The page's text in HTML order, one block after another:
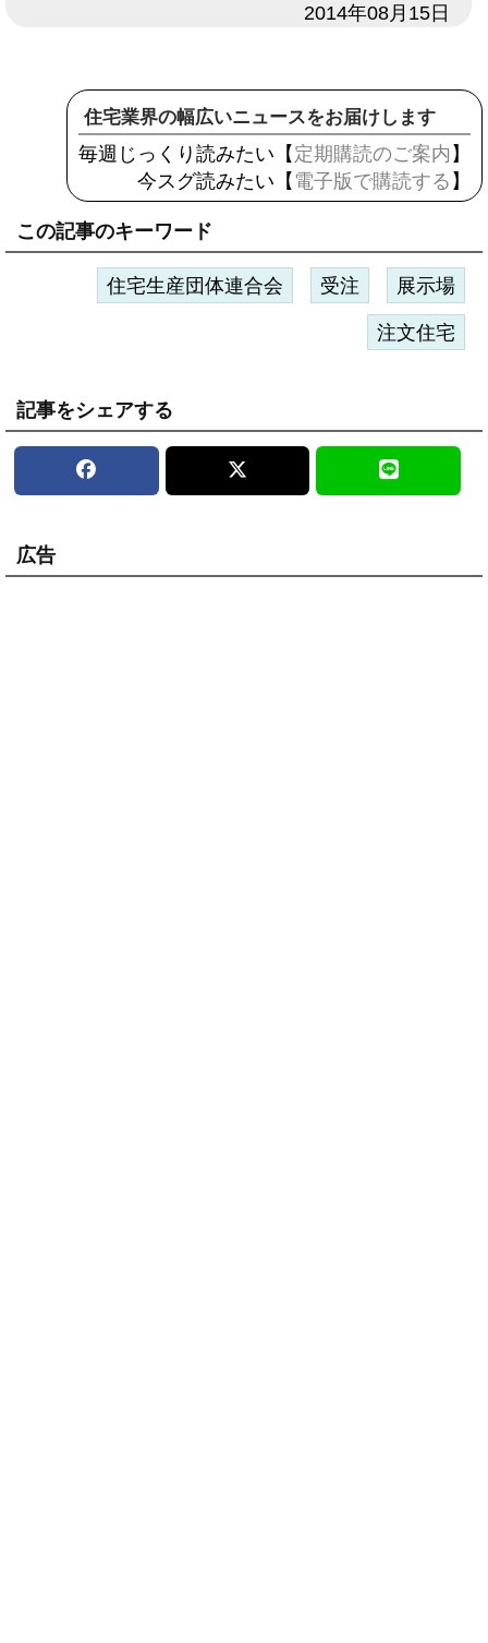
2014年08月15日
住宅業界の幅広いニュースをお届けします
毎週じっくり読みたい【 定期購読のご案内 】
今スグ読みたい【 電子版で購読する 】
この記事のキーワード
住宅生産団体連合会 受注 展示場
注文住宅
記事をシェアする
広告